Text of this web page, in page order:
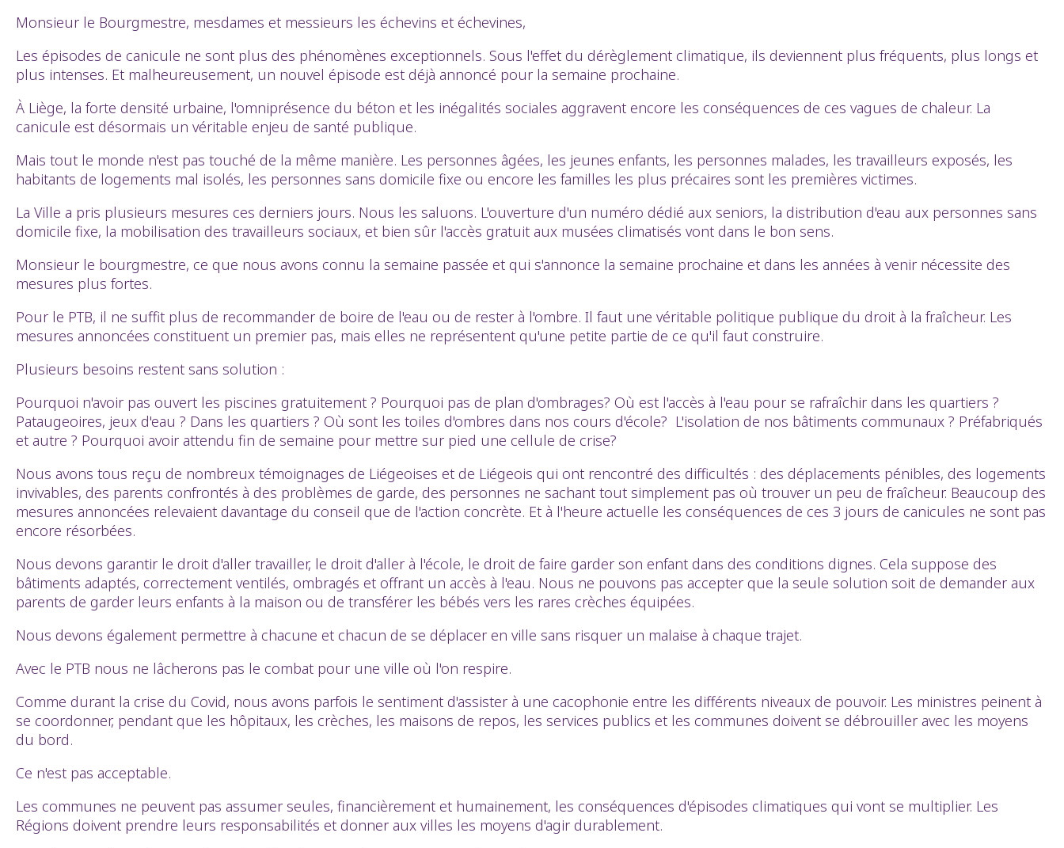
Monsieur le Bourgmestre, mesdames et messieurs les échevins et échevines,
Les épisodes de canicule ne sont plus des phénomènes exceptionnels. Sous l'effet du dérèglement climatique, ils deviennent plus fréquents, plus longs et
plus intenses. Et malheureusement, un nouvel épisode est déjà annoncé pour la semaine prochaine.
À Liège, la forte densité urbaine, l'omniprésence du béton et les inégalités sociales aggravent encore les conséquences de ces vagues de chaleur. La
canicule est désormais un véritable enjeu de santé publique.
Mais tout le monde n'est pas touché de la même manière. Les personnes âgées, les jeunes enfants, les personnes malades, les travailleurs exposés, les
habitants de logements mal isolés, les personnes sans domicile fixe ou encore les familles les plus précaires sont les premières victimes.
La Ville a pris plusieurs mesures ces derniers jours. Nous les saluons. L'ouverture d'un numéro dédié aux seniors, la distribution d'eau aux personnes sans
domicile fixe, la mobilisation des travailleurs sociaux, et bien sûr l'accès gratuit aux musées climatisés vont dans le bon sens.
Monsieur le bourgmestre, ce que nous avons connu la semaine passée et qui s'annonce la semaine prochaine et dans les années à venir nécessite des
mesures plus fortes.
Pour le PTB, il ne suffit plus de recommander de boire de l'eau ou de rester à l'ombre. Il faut une véritable politique publique du droit à la fraîcheur. Les
mesures annoncées constituent un premier pas, mais elles ne représentent qu'une petite partie de ce qu'il faut construire.
Plusieurs besoins restent sans solution :
Pourquoi n'avoir pas ouvert les piscines gratuitement ? Pourquoi pas de plan d'ombrages? Où est l'accès à l'eau pour se rafraîchir dans les quartiers ?
Pataugeoires, jeux d'eau ? Dans les quartiers ? Où sont les toiles d'ombres dans nos cours d'école? L'isolation de nos bâtiments communaux ? Préfabriqués
et autre ? Pourquoi avoir attendu fin de semaine pour mettre sur pied une cellule de crise?
Nous avons tous reçu de nombreux témoignages de Liégeoises et de Liégeois qui ont rencontré des difficultés : des déplacements pénibles, des logements
invivables, des parents confrontés à des problèmes de garde, des personnes ne sachant tout simplement pas où trouver un peu de fraîcheur. Beaucoup des
mesures annoncées relevaient davantage du conseil que de l'action concrète. Et à l'heure actuelle les conséquences de ces 3 jours de canicules ne sont pas
encore résorbées.
Nous devons garantir le droit d'aller travailler, le droit d'aller à l'école, le droit de faire garder son enfant dans des conditions dignes. Cela suppose des
bâtiments adaptés, correctement ventilés, ombragés et offrant un accès à l'eau. Nous ne pouvons pas accepter que la seule solution soit de demander aux
parents de garder leurs enfants à la maison ou de transférer les bébés vers les rares crèches équipées.
Nous devons également permettre à chacune et chacun de se déplacer en ville sans risquer un malaise à chaque trajet.
Avec le PTB nous ne lâcherons pas le combat pour une ville où l'on respire.
Comme durant la crise du Covid, nous avons parfois le sentiment d'assister à une cacophonie entre les différents niveaux de pouvoir. Les ministres peinent à
se coordonner, pendant que les hôpitaux, les crèches, les maisons de repos, les services publics et les communes doivent se débrouiller avec les moyens
du bord.
Ce n'est pas acceptable.
Les communes ne peuvent pas assumer seules, financièrement et humainement, les conséquences d'épisodes climatiques qui vont se multiplier. Les
Régions doivent prendre leurs responsabilités et donner aux villes les moyens d'agir durablement.